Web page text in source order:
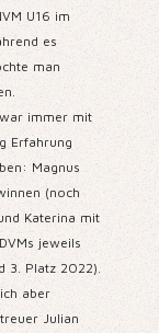
U16 im
es
man
immer mit
Erfahrung
Magnus
(noch
Katerina mit
jeweils
3. Platz 2022).
aber
Julian